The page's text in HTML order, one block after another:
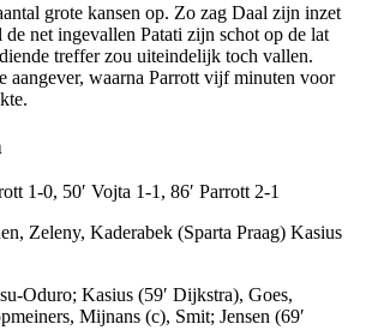
grote kansen op. Zo zag Daal zijn inzet
de net ingevallen Patati zijn schot op de lat
treffer zou uiteindelijk toch vallen.
aangever, waarna Parrott vijf minuten voor
1-0, 50′ Vojta 1-1, 86′ Parrott 2-1
Zeleny, Kaderabek (Sparta Praag) Kasius
Oduro; Kasius (59′ Dijkstra), Goes,
Mijnans (c), Smit; Jensen (69′